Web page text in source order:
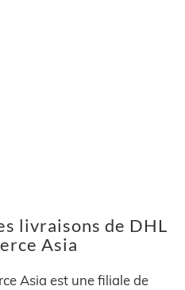
livraisons de DHL
Asia
Asia est une filiale de